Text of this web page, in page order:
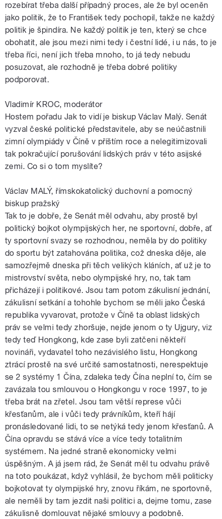
rozebírat třeba další případný proces, ale že byl oceněn
jako politik, že to František tedy pochopil, takže ne každý
politik je špindíra. Ne každý politik je ten, který se chce
obohatit, ale jsou mezi nimi tedy i čestní lidé, i u nás, to je
třeba říci, není jich třeba mnoho, to já tedy nebudu
posuzovat, ale rozhodně je třeba dobré politiky
podporovat.
Vladimír KROC, moderátor
Hostem pořadu Jak to vidí je biskup Václav Malý. Senát
vyzval české politické představitele, aby se neúčastnili
zimní olympiády v Číně v příštím roce a nelegitimizovali
tak pokračující porušování lidských práv v této asijské
zemi. Co si o tom myslíte?
Václav MALÝ, římskokatolický duchovní a pomocný
biskup pražský
Tak to je dobře, že Senát měl odvahu, aby prostě byl
politický bojkot olympijských her, ne sportovní, dobře, ať
ty sportovní svazy se rozhodnou, neměla by do politiky
do sportu být zatahována politika, což dneska děje, ale
samozřejmě dneska při těch velikých kláních, ať už je to
mistrovství světa, nebo olympijské hry, no, tak tam
přicházejí i politikové. Jsou tam potom zákulisní jednání,
zákulisní setkání a tohohle bychom se měli jako Česká
republika vyvarovat, protože v Číně ta oblast lidských
práv se velmi tedy zhoršuje, nejde jenom o ty Ujgury, viz
tedy teď Hongkong, kde zase byli zatčeni někteří
novináři, vydavatel toho nezávislého listu, Hongkong
ztrácí prostě na své určité samostatnosti, nerespektuje
se 2 systémy 1 Čína, zdaleka tedy Čína neplní to, čím se
zavázala tou smlouvou o Hongkongu v roce 1997, to je
třeba brát na zřetel. Jsou tam větší represe vůči
křesťanům, ale i vůči tedy právníkům, kteří hájí
pronásledované lidi, to se netýká tedy jenom křesťanů. A
Čína opravdu se stává více a více tedy totalitním
systémem. Na jedné straně ekonomicky velmi
úspěšným. A já jsem rád, že Senát měl tu odvahu právě
na toto poukázat, když vyhlásil, že bychom měli politicky
bojkotovat ty olympijské hry, znovu říkám, ne sportovně,
ale neměli by tam jezdit naši politici a, dejme tomu, zase
zákulisně domlouvat nějaké smlouvy a podobně.